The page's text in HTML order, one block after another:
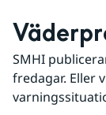
SMHI
fredagar. Eller